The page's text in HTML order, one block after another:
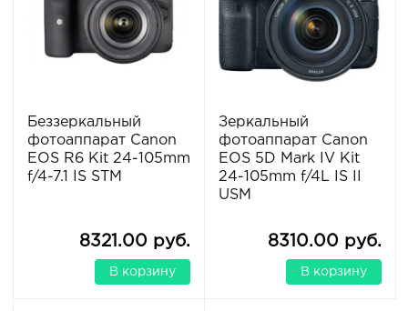
Беззеркальный
фотоаппарат Canon
EOS R6 Kit 24-105mm
f/4-7.1 IS STM
8321.00 руб.
В корзину
Зеркальный
фотоаппарат Canon
EOS 5D Mark IV Kit
24-105mm f/4L IS II
USM
8310.00 руб.
В корзину